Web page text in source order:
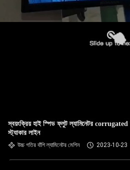
স্বয়ংক্রিয় হাই স্পিড ফ্লুট ল্যামিনেটর corrugated
স্ট্যাকার লাইন
উচ্চ গতির বাঁশি ল্যামিনেটর মেশিন 2023-10-23